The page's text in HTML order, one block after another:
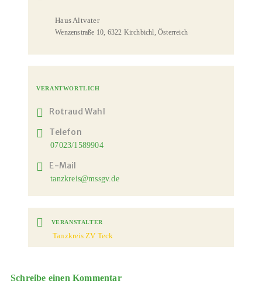
Haus Altvater
Wenzenstraße 10, 6322 Kirchbichl, Österreich
VERANTWORTLICH
Rotraud Wahl
Telefon
07023/1589904
E-Mail
tanzkreis@mssgv.de
VERANSTALTER
Tanzkreis ZV Teck
Schreibe einen Kommentar